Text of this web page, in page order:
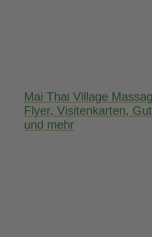
Mai Thai Village
Flyer, Visitenkarten,
und mehr